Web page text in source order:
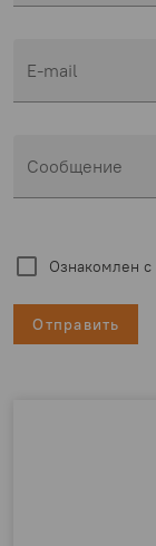
E-mail
Сообщение
Ознакомлен с
Отправить